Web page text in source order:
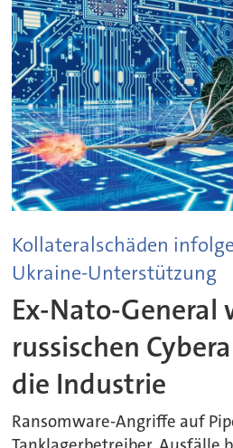
Kollateralschäden
Ukraine-Unterstützung
Ex-Nato-General
russischen
die Industrie
Ransomware-Angriffe auf